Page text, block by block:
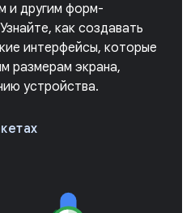
и другим форм-
как создавать
интерфейсы, которые
размерам экрана,
устройства.